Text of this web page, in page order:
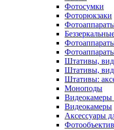
Фотосумки
Фоторюкзаки
Штативы,
Штативы,
Штативы:
Моноподы
Видеокамеры
Аксессуары